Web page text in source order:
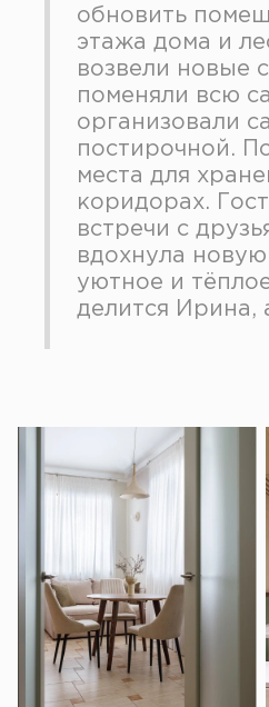
обновить
этажа дома и
возвели новые
поменяли всю
организовали
постирочной.
места для
коридорах.
встречи с
вдохнула
уютное и
делится Ирина,